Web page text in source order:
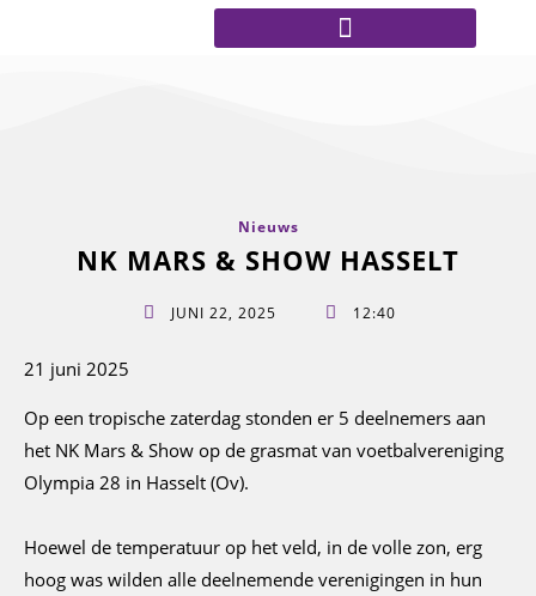
Nieuws
NK MARS & SHOW HASSELT
JUNI 22, 2025 12:40
21 juni 2025
Op een tropische zaterdag stonden er 5 deelnemers aan
het NK Mars & Show op de grasmat van voetbalvereniging
Olympia 28 in Hasselt (Ov).
Hoewel de temperatuur op het veld, in de volle zon, erg
hoog was wilden alle deelnemende verenigingen in hun